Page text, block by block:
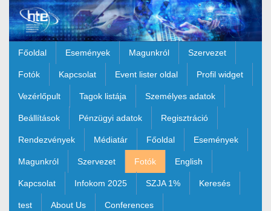
Ugrás a fő tartalomhoz
Főoldal Események Magunkról Szervezet
Fotók Kapcsolat Event lister oldal Profil widget
Vezérlőpult Tagok listája Személyes adatok
Beállítások Pénzügyi adatok Regisztráció
Rendezvények Médiatár Főoldal Események
Magunkról Szervezet Fotók English
Kapcsolat Infokom 2025 SZJA 1% Keresés
test About Us Conferences